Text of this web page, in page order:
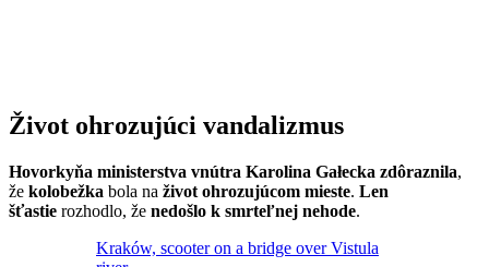
Život ohrozujúci vandalizmus
Hovorkyňa ministerstva vnútra Karolina Gałecka zdôraznila,
že kolobežka bola na život ohrozujúcom mieste. Len
šťastie rozhodlo, že nedošlo k smrteľnej nehode.
Kraków, scooter on a bridge over Vistula